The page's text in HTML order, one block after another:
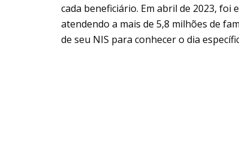
cada beneficiário. Em abril de 2023, foi
atendendo a mais de 5,8 milhões de
de seu NIS para conhecer o dia